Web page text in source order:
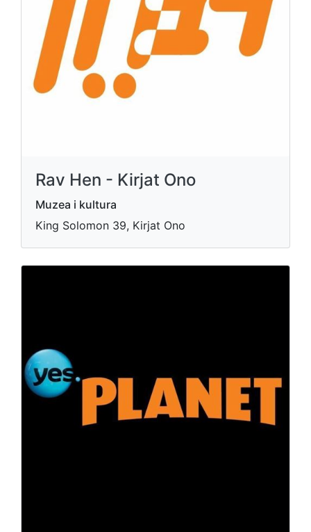
Rav Hen - Kirjat Ono
Muzea i kultura
King Solomon 39, Kirjat Ono